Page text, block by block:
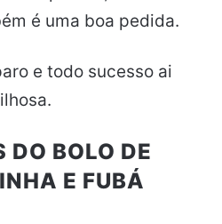
é uma boa pedida.
e todo sucesso ai
DO BOLO DE
E FUBÁ